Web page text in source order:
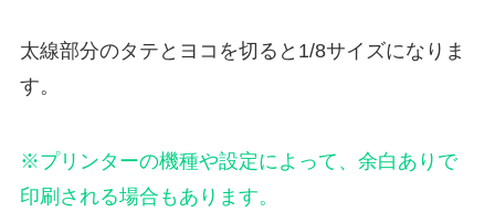
太線部分のタテとヨコを切ると1/8サイズになりま
す。
※プリンターの機種や設定によって、余白ありで
印刷される場合もあります。